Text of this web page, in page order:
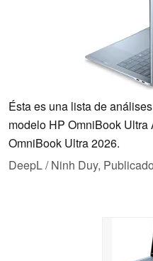
Ésta es una lista de
modelo HP OmniBook
OmniBook Ultra 2026.
DeepL / Ninh Duy, Publicado